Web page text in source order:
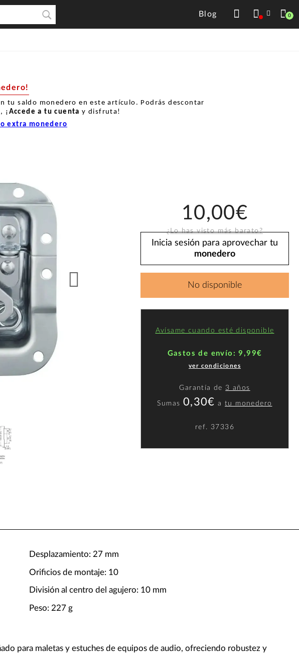
Blog 0
tu saldo monedero en este artículo. Podrás descontar
¡ Accede a tu cuenta y disfruta!
extra monedero
10,00€
¿Lo has visto más barato?
Inicia sesión para aprovechar tu
monedero
No disponible
Avísame cuando esté disponible
Gastos de envío: 9,99€
ver condiciones
Garantía de 3 años
Sumas 0,30€ atu monedero
ref. 37336
Desplazamiento: 27 mm
Orificios de montaje: 10
División al centro del agujero: 10 mm
Peso: 227 g
para maletas y estuches de equipos de audio, ofreciendo robustez y